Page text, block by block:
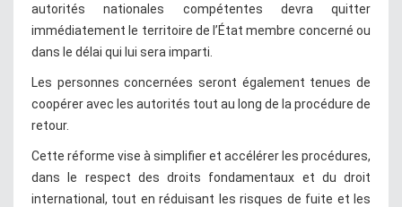
autorités nationales compétentes devra quitter
immédiatement le territoire de l’État membre concerné ou
dans le délai qui lui sera imparti.
Les personnes concernées seront également tenues de
coopérer avec les autorités tout au long de la procédure de
retour.
Cette réforme vise à simplifier et accélérer les procédures,
dans le respect des droits fondamentaux et du droit
international, tout en réduisant les risques de fuite et les